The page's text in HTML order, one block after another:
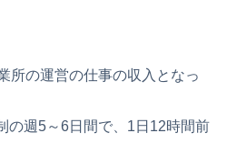
所の運営の仕事の収入となっ
の週5～6日間で、1日12時間前